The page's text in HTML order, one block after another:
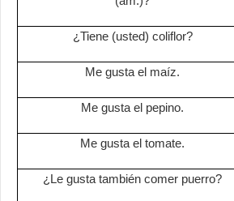
¿Tiene (usted) coliflor?
Me gusta el maíz.
Me gusta el pepino.
Me gusta el tomate.
¿Le gusta también comer puerro?